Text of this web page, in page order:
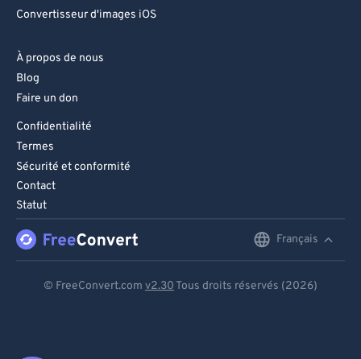
Convertisseur d'images iOS
À propos de nous
Blog
Faire un don
Confidentialité
Termes
Sécurité et conformité
Contact
Statut
Français
© FreeConvert.com v2.30 Tous droits réservés (2026)